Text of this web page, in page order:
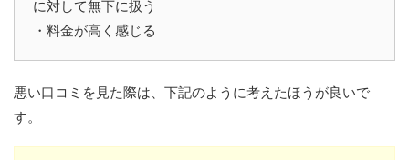
に対して無下に扱う
・料金が高く感じる
悪い口コミを見た際は、下記のように考えたほうが良いで
す。